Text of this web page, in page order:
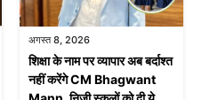
अगस्त 8, 2026
शिक्षा के नाम पर व्यापार अब बर्दाश्त
नहीं करेंगे CM Bhagwant